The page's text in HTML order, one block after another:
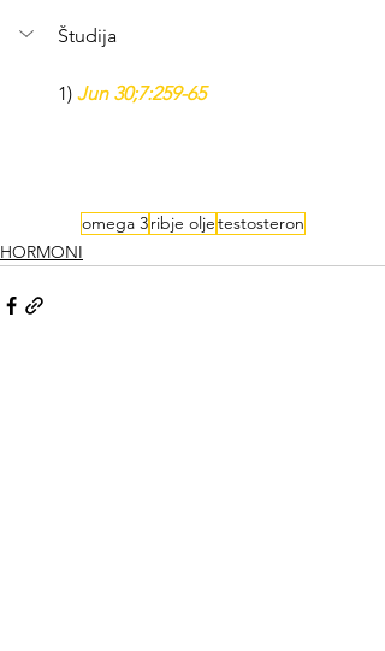
Študija
1) Jun 30;7:259-65
omega 3ribje oljetestosteron
HORMONI